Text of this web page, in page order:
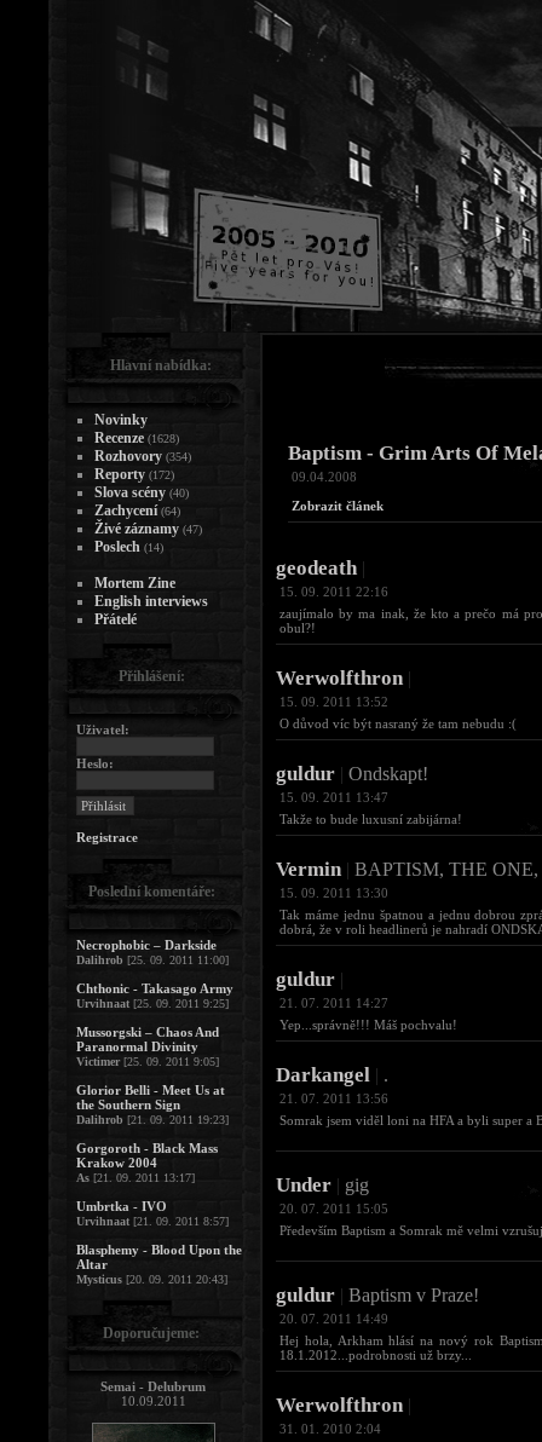
Baptism - Grim Arts Of
09.04.2008
Zobrazit článek
geodeath |
15. 09. 2011 22:16
zaujímalo by ma inak, že kto a prečo má
obul?!
Werwolfthron |
15. 09. 2011 13:52
O důvod víc být nasraný že tam nebudu :(
guldur | Ondskapt!
15. 09. 2011 13:47
Takže to bude luxusní zabijárna!
Vermin | BAPTISM, THE
15. 09. 2011 13:30
Tak máme jednu špatnou a jednu dobrou
dobrá, že v roli headlinerů je nahradí
guldur |
21. 07. 2011 14:27
Yep...správně!!! Máš pochvalu!
Darkangel | .
21. 07. 2011 13:56
Somrak jsem viděl loni na HFA a byli super a
Under | gig
20. 07. 2011 15:05
Především Baptism a Somrak mě velmi
guldur | Baptism v Praze!
20. 07. 2011 14:49
Hej hola, Arkham hlásí na nový rok
18.1.2012...podrobnosti už brzy...
Werwolfthron |
31. 01. 2010 2:04
Hlavní nabídka:
Novinky
Recenze (1628)
Rozhovory (354)
Reporty (172)
Slova scény (40)
Zachycení (64)
Živé záznamy (47)
Poslech (14)
Mortem Zine
English interviews
Přátelé
Přihlášení:
Uživatel:
Heslo:
Registrace
Poslední komentáře:
Necrophobic – Darkside
Dalihrob [25. 09. 2011 11:00]
Chthonic - Takasago Army
Urvihnaat [25. 09. 2011 9:25]
Mussorgski – Chaos And
Paranormal Divinity
Victimer[25. 09. 2011 9:05]
Glorior Belli - Meet Us at
the Southern Sign
Dalihrob [21. 09. 2011 19:23]
Gorgoroth - Black Mass
Krakow 2004
As [21. 09. 2011 13:17]
Umbrtka - IVO
Urvihnaat [21. 09. 2011 8:57]
Blasphemy - Blood Upon the
Altar
Mysticus [20. 09. 2011 20:43]
Doporučujeme:
Semai - Delubrum
10.09.2011